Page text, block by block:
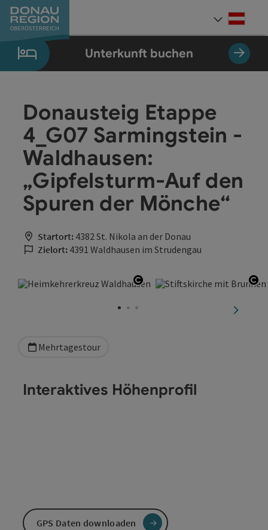
Zum Inhalt
Zur Navigation
Zum Seitenanfang
Zur Kontaktseite
Zum Impressum
Zur Startseite
Unterkunft buchen
Donausteig Etappe
4_G07 Sarmingstein -
Waldhausen:
„Gipfelsturm-Auf den
Spuren der Mönche“
Startort: 4382 St. Nikola an der Donau
Zielort: 4391 Waldhausen im Strudengau
Mehrtagestour
Interaktives Höhenprofil
GPS Daten downloaden